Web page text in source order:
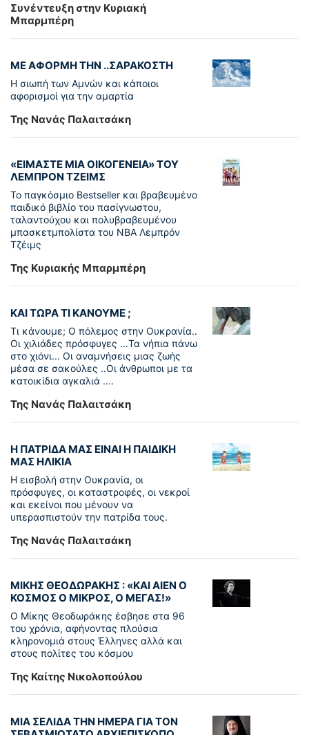
Συνέντευξη στην Κυριακή
Μπαρμπέρη
ΜΕ ΑΦΟΡΜΗ ΤΗΝ ..ΣΑΡΑΚΟΣΤΗ
Η σιωπή των Αμνών και κάποιοι
αφορισμοί για την αμαρτία
Της Νανάς Παλαιτσάκη
«ΕΙΜΑΣΤΕ ΜΙΑ ΟΙΚΟΓΕΝΕΙΑ» ΤΟΥ
ΛΕΜΠΡΟΝ ΤΖΕΙΜΣ
To παγκόσµιο Bestseller και βραβευµένο
παιδικό βιβλίο του πασίγνωστου,
ταλαντούχου και πολυβραβευµένου
µπασκετµπολίστα του NBA Λεµπρόν
Τζέιμς
Της Κυριακής Μπαρμπέρη
ΚΑΙ ΤΩΡΑ ΤΙ ΚΑΝΟΥΜΕ ;
Τι κάνουμε; Ο πόλεμος στην Ουκρανία..
Οι χιλιάδες πρόσφυγες ...Τα νήπια πάνω
στο χιόνι... Οι αναμνήσεις μιας ζωής
μέσα σε σακούλες ..Οι άνθρωποι με τα
κατοικίδια αγκαλιά ....
Της Νανάς Παλαιτσάκη
Η ΠΑΤΡΙΔΑ ΜΑΣ ΕΙΝΑΙ Η ΠΑΙΔΙΚΗ
ΜΑΣ ΗΛΙΚΙΑ
Η εισβολή στην Ουκρανία, οι
πρόσφυγες, οι καταστροφές, οι νεκροί
και εκείνοι που μένουν να
υπερασπιστούν την πατρίδα τους.
Της Νανάς Παλαιτσάκη
ΜΙΚΗΣ ΘΕΟΔΩΡΑΚΗΣ : «KAI ΑΙΕΝ Ο
ΚΟΣΜΟΣ Ο ΜΙΚΡΟΣ, Ο ΜΕΓΑΣ!»
Ο Μίκης Θεοδωράκης έσβησε στα 96
του χρόνια, αφήνοντας πλούσια
κληρονομιά στους Έλληνες αλλά και
στους πολίτες του κόσμου
Της Καίτης Νικολοπούλου
ΜΙΑ ΣΕΛΙΔΑ ΤΗΝ ΗΜΕΡΑ ΓΙΑ ΤΟΝ